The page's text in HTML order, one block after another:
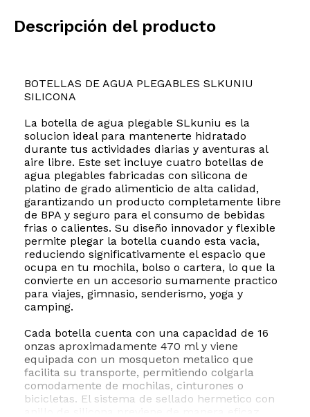
Descripción del producto
BOTELLAS DE AGUA PLEGABLES SLKUNIU
SILICONA
La botella de agua plegable SLkuniu es la
solucion ideal para mantenerte hidratado
durante tus actividades diarias y aventuras al
aire libre. Este set incluye cuatro botellas de
agua plegables fabricadas con silicona de
platino de grado alimenticio de alta calidad,
garantizando un producto completamente libre
de BPA y seguro para el consumo de bebidas
frias o calientes. Su diseño innovador y flexible
permite plegar la botella cuando esta vacia,
reduciendo significativamente el espacio que
ocupa en tu mochila, bolso o cartera, lo que la
convierte en un accesorio sumamente practico
para viajes, gimnasio, senderismo, yoga y
camping.
Cada botella cuenta con una capacidad de 16
onzas aproximadamente 470 ml y viene
equipada con un mosqueton metalico que
facilita su transporte, permitiendo colgarla
comodamente de mochilas, cinturones o
bicicletas. El sistema de sellado hermetico con